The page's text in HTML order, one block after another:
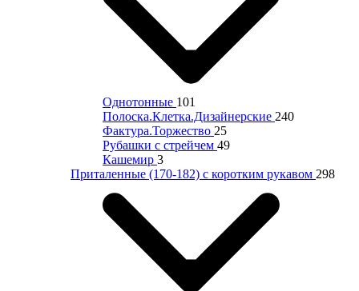
Однотонные 101
Полоска.Клетка.Дизайнерские 240
Фактура.Торжество 25
Рубашки с стрейчем 49
Кашемир 3
Приталенные (170-182) с коротким рукавом 298